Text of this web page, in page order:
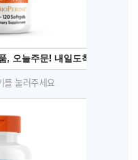
를 눌러주세요